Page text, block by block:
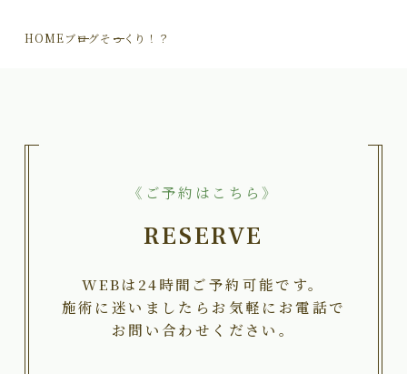
HOMEブログそっくり！？
《ご予約はこちら》
RESERVE
WEBは24時間ご予約可能です。
施術に迷いましたらお気軽にお電話で
お問い合わせください。